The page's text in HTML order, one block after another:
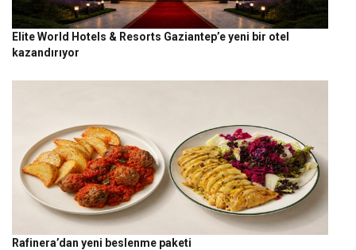
Elite World Hotels & Resorts Gaziantep’e yeni bir otel
kazandırıyor
Rafinera’dan yeni beslenme paketi